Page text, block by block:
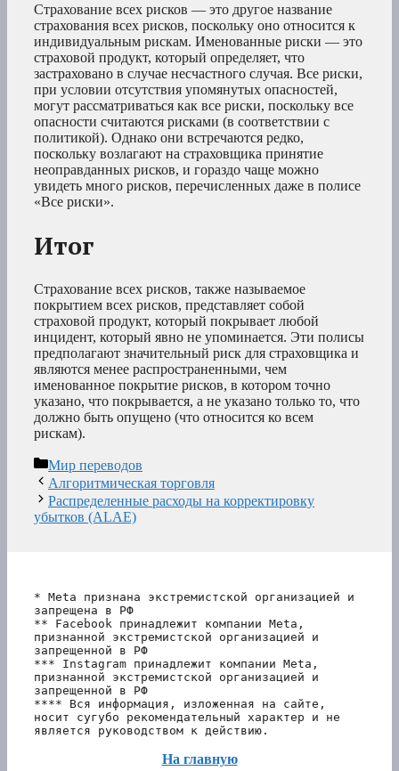
Страхование всех рисков — это другое название
страхования всех рисков, поскольку оно относится к
индивидуальным рискам. Именованные риски — это
страховой продукт, который определяет, что
застраховано в случае несчастного случая. Все риски,
при условии отсутствия упомянутых опасностей,
могут рассматриваться как все риски, поскольку все
опасности считаются рисками (в соответствии с
политикой). Однако они встречаются редко,
поскольку возлагают на страховщика принятие
неоправданных рисков, и гораздо чаще можно
увидеть много рисков, перечисленных даже в полисе
«Все риски».
Итог
Страхование всех рисков, также называемое
покрытием всех рисков, представляет собой
страховой продукт, который покрывает любой
инцидент, который явно не упоминается. Эти полисы
предполагают значительный риск для страховщика и
являются менее распространенными, чем
именованное покрытие рисков, в котором точно
указано, что покрывается, а не указано только то, что
должно быть опущено (что относится ко всем
рискам).
Рубрики
Мир переводов
Алгоритмическая торговля
Распределенные расходы на корректировку
убытков (ALAE)
* Meta признана экстремистской организацией и
запрещена в РФ
** Facebook принадлежит компании Meta,
признанной экстремистской организацией и
запрещенной в РФ
*** Instagram принадлежит компании Meta,
признанной экстремистской организацией и
запрещенной в РФ
**** Вся информация, изложенная на сайте,
носит сугубо рекомендательный характер и не
является руководством к действию.
На главную